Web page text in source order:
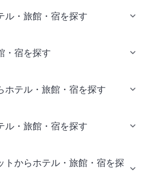
ル・旅館・宿を探す
・宿を探す
ホテル・旅館・宿を探す
ル・旅館・宿を探す
トからホテル・旅館・宿を探